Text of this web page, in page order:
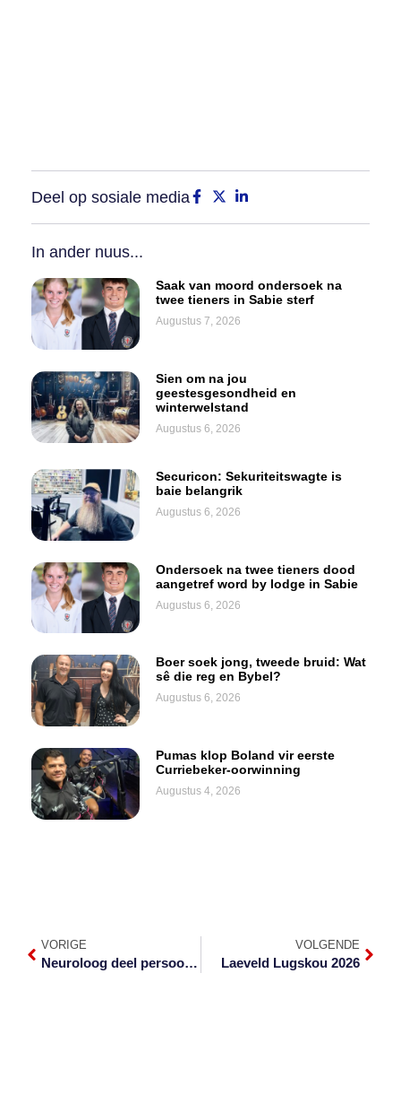
Deel op sosiale media
In ander nuus...
Saak van moord ondersoek na
twee tieners in Sabie sterf
Augustus 7, 2026
Sien om na jou
geestesgesondheid en
winterwelstand
Augustus 6, 2026
Securicon: Sekuriteitswagte is
baie belangrik
Augustus 6, 2026
Ondersoek na twee tieners dood
aangetref word by lodge in Sabie
Augustus 6, 2026
Boer soek jong, tweede bruid: Wat
sê die reg en Bybel?
Augustus 6, 2026
Pumas klop Boland vir eerste
Curriebeker-oorwinning
Augustus 4, 2026
VORIGE
Neuroloog deel persoonlike reis met neurodiverse dogter
VOLGENDE
Laeveld Lugskou 2026